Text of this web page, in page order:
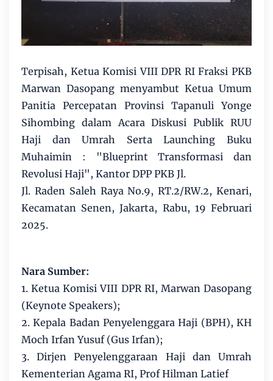
Terpisah, Ketua Komisi VIII DPR RI Fraksi PKB
Marwan Dasopang menyambut Ketua Umum
Panitia Percepatan Provinsi Tapanuli Yonge
Sihombing dalam Acara Diskusi Publik RUU
Haji dan Umrah Serta Launching Buku
Muhaimin : "Blueprint Transformasi dan
Revolusi Haji", Kantor DPP PKB Jl.
Jl. Raden Saleh Raya No.9, RT.2/RW.2, Kenari,
Kecamatan Senen, Jakarta, Rabu, 19 Februari
2025.
Nara Sumber:
1. Ketua Komisi VIII DPR RI, Marwan Dasopang
(Keynote Speakers);
2. Kepala Badan Penyelenggara Haji (BPH), KH
Moch Irfan Yusuf (Gus Irfan);
3. Dirjen Penyelenggaraan Haji dan Umrah
Kementerian Agama RI, Prof Hilman Latief